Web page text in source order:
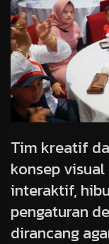
Tim kreatif
konsep
interaktif,
pengaturan
dirancang